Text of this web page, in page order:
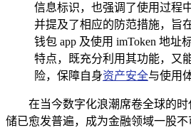
信息标识，也强调了使用过程
并提及了相应的防范措施，旨
钱包 app 及使用 imToken 地址
特点，既充分利用其功能，又
险，保障自身资产安全与使用
在当今数字化浪潮席卷全球的
储已愈发普遍，成为金融领域一股